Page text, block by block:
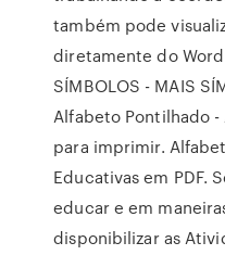
também pode
diretamente do
SÍMBOLOS - MAIS
Alfabeto Pontilhado
para imprimir.
Educativas em PDF.
educar e em
disponibilizar as